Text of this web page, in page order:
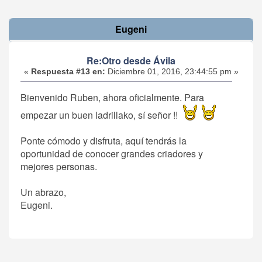
Eugeni
Re:Otro desde Ávila
« Respuesta #13 en: Diciembre 01, 2016, 23:44:55 pm »
Bienvenido Ruben, ahora oficialmente. Para
empezar un buen ladrillako, sí señor !!
Ponte cómodo y disfruta, aquí tendrás la
oportunidad de conocer grandes criadores y
mejores personas.
Un abrazo,
Eugeni.